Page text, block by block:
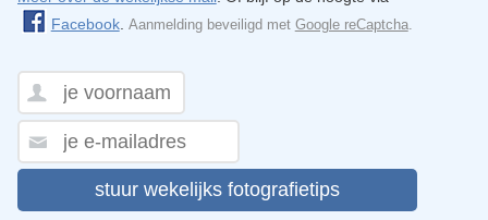
Facebook. Aanmelding beveiligd met Google reCaptcha.
stuur wekelijks fotografietips